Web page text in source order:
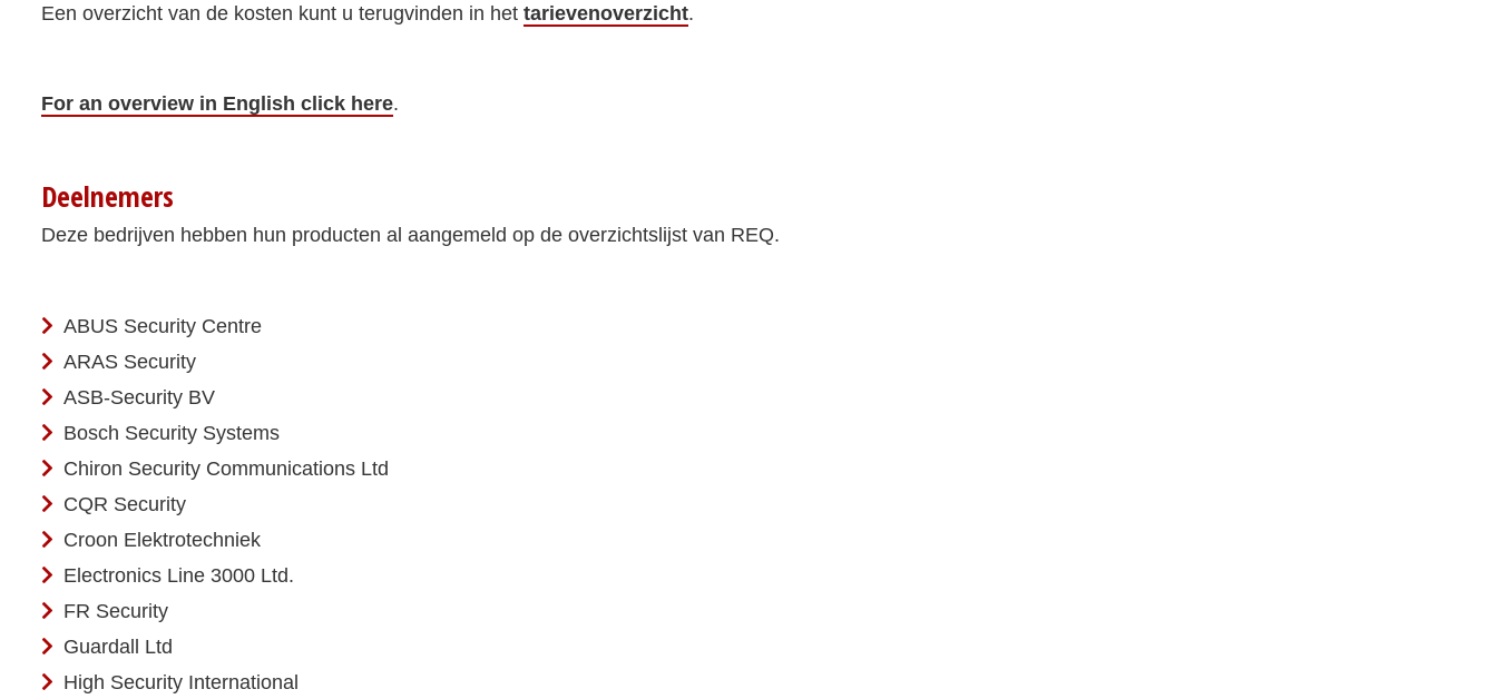
Een overzicht van de kosten kunt u terugvinden in het tarievenoverzicht.
For an overview in English click here.
Deelnemers
Deze bedrijven hebben hun producten al aangemeld op de overzichtslijst van REQ.
ABUS Security Centre
ARAS Security
ASB-Security BV
Bosch Security Systems
Chiron Security Communications Ltd
CQR Security
Croon Elektrotechniek
Electronics Line 3000 Ltd.
FR Security
Guardall Ltd
High Security International